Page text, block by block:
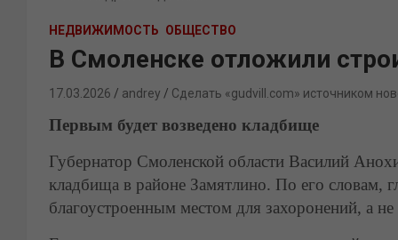
НЕДВИЖИМОСТЬ ОБЩЕСТВО
В Смоленске отложили
17.03.2026 andrey Сделать «gudvill.com» источником
Первым будет возведено кладбище
Губернатор Смоленской области Василий
кладбища в районе Замятлино. По его словам,
благоустроенным местом для захоронений, а